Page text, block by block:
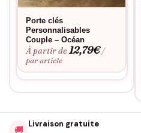
Porte clés
Personnalisables
Couple – Océan
À partir de12,79€ /
par article
🚚
Livraison gratuite